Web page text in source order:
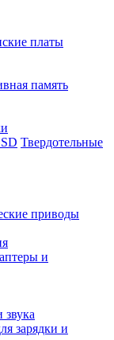
платы
память
Твердотельные
приводы
и
звука
зарядки и